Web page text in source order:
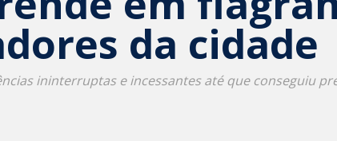
da cidade
ininterruptas e incessantes até que conseguiu